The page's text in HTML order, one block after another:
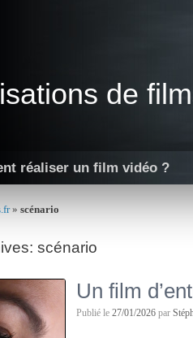
de
réaliser un film vidéo ?
» scénario
scénario
Un film
Publié le27/01/2026 par